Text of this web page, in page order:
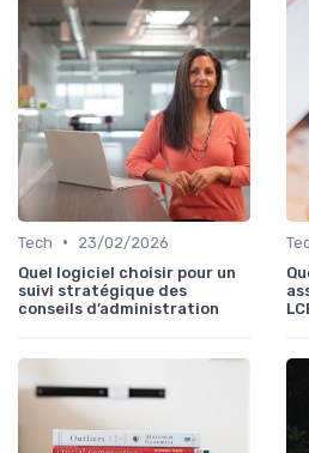
Tech •
23/02/2026
Quel logiciel choisir pour un
suivi stratégique des
conseils d’administration